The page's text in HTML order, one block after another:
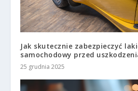
Jak skutecznie zabezpieczyć
samochodowy przed
25 grudnia 2025